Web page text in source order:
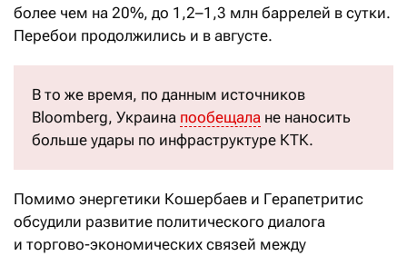
более чем на 20%, до 1,2–1,3 млн баррелей в сутки.
Перебои продолжились и в августе.
В то же время, по данным источников
Bloomberg, Украина пообещала не наносить
больше удары по инфраструктуре КТК.
Помимо энергетики Кошербаев и Герапетритис
обсудили развитие политического диалога
и торгово-экономических связей между